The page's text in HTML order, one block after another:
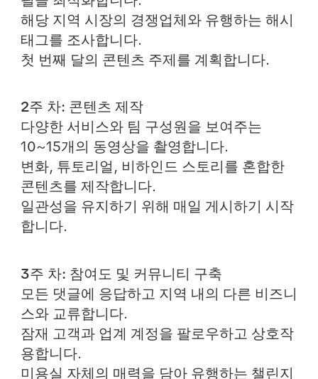
해당 지역 시장의 경쟁업체와 유행하는 해시
태그를 조사합니다.
첫 번째 달의 콘텐츠 주제를 계획합니다.
2주 차: 콘텐츠 제작
다양한 서비스와 팀 구성원을 보여주는
10~15개의 동영상을 촬영합니다.
변화, 튜토리얼, 비하인드 스토리를 혼합한
콘텐츠를 제작합니다.
일관성을 유지하기 위해 매일 게시하기 시작
합니다.
3주 차: 참여도 및 커뮤니티 구축
모든 댓글에 응답하고 지역 내의 다른 비즈니
스와 교류합니다.
잠재 고객과 업계 계정을 팔로우하고 상호작
용합니다.
미용실 자체의 매력을 담아 유행하는 챌린지